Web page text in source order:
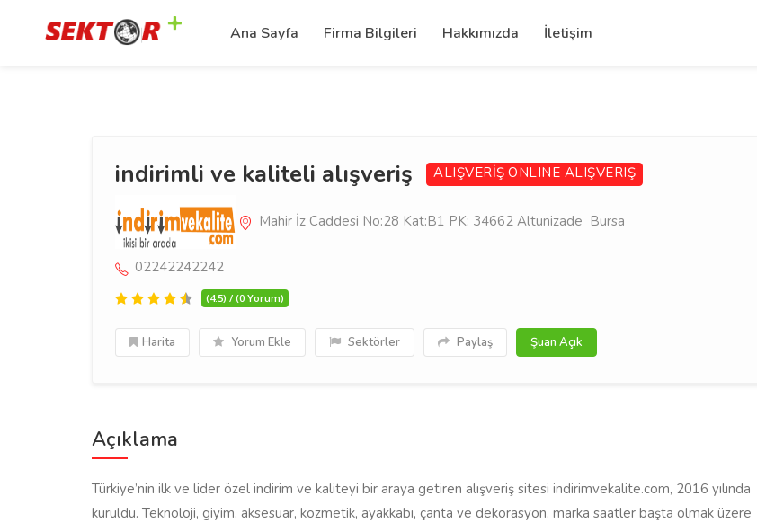
Ana Sayfa Firma Bilgileri Hakkımızda İletişim
indirimli ve kaliteli alışveriş ALIŞVERİŞ ONLINE ALIŞVERIŞ
Mahir İz Caddesi No:28 Kat:B1 PK: 34662 Altunizade Bursa
02242242242
(4.5) / (0 Yorum)
Harita Yorum Ekle Sektörler Paylaş Şuan Açık
Açıklama
Türkiye’nin ilk ve lider özel indirim ve kaliteyi bir araya getiren alışveriş sitesi indirimvekalite.com, 2016 yılında
kuruldu. Teknoloji, giyim, aksesuar, kozmetik, ayakkabı, çanta ve dekorasyon, marka saatler başta olmak üzere